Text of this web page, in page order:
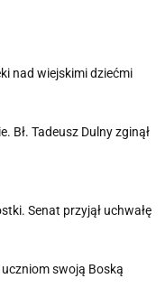
nad wiejskimi dziećmi
Bł. Tadeusz Dulny zginął
Senat przyjął uchwałę
swoją Boską